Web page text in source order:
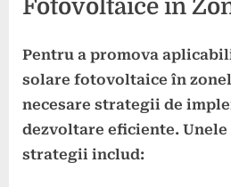
Fotovoltaice în
Pentru a promova
solare fotovoltaice în
necesare strategii de
dezvoltare eficiente.
strategii includ: